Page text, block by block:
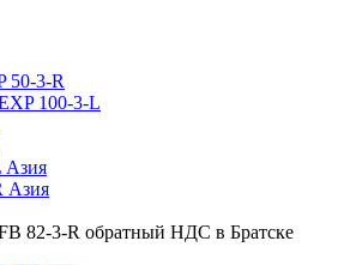
50-3-R
100-3-L
Азия
Азия
82-3-R обратный НДС в Братске